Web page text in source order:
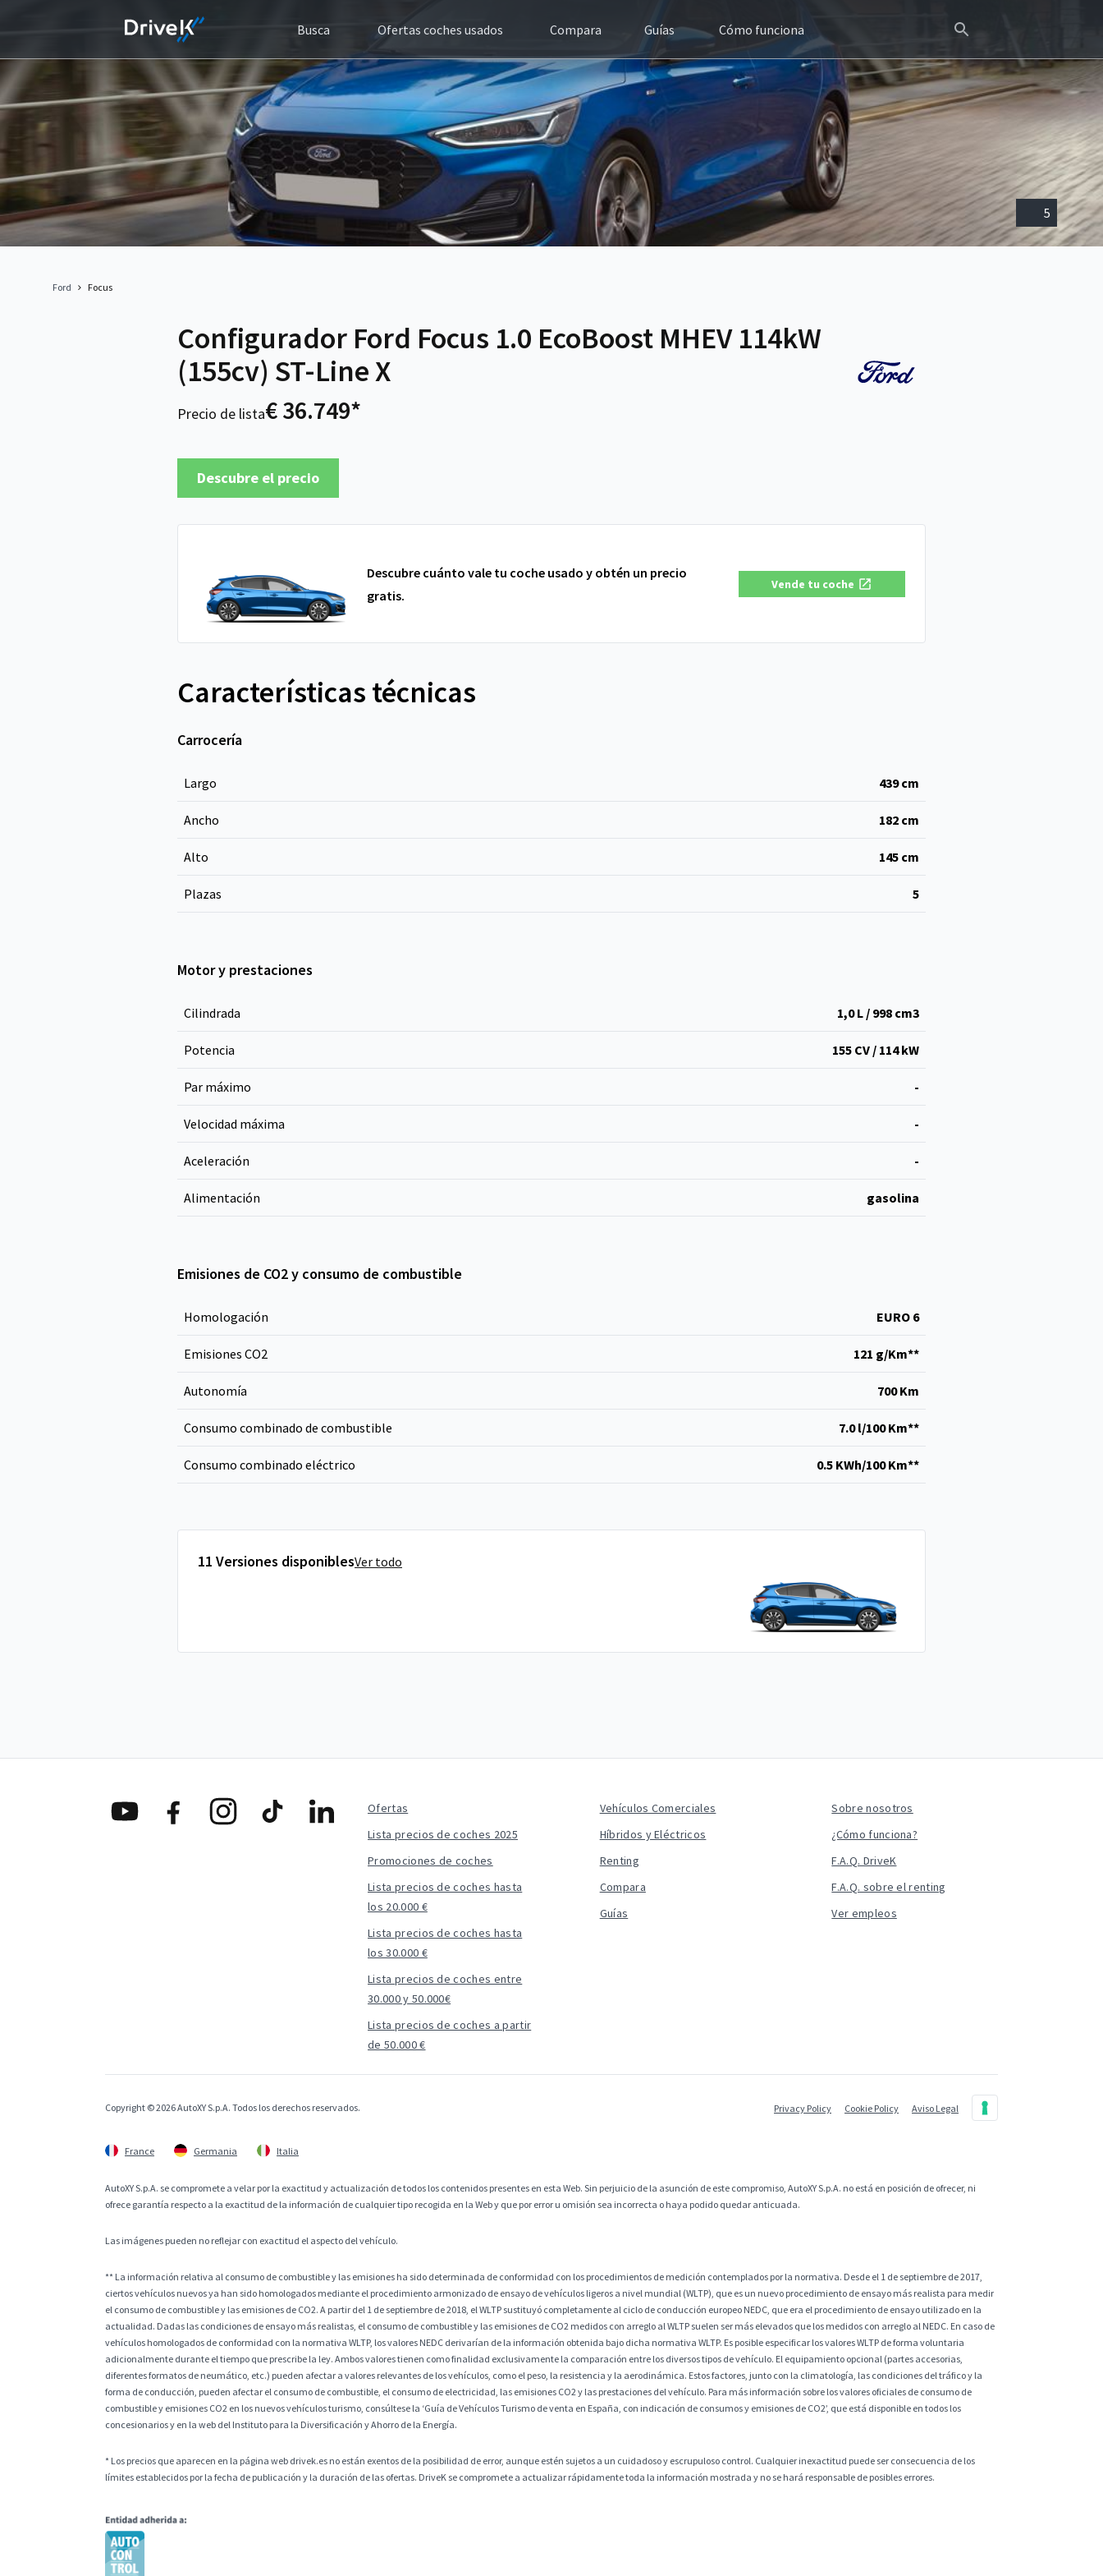
Busca Ofertas coches usados Compara Guías Cómo funciona
5
Ford Focus
Configurador Ford Focus 1.0 EcoBoost MHEV 114kW
(155cv) ST-Line X
Precio de lista€ 36.749*
Descubre el precio
Descubre cuánto vale tu coche usado y obtén un precio
gratis.
Vende tu coche
Características técnicas
Carrocería
Largo 439cm
Ancho 182 cm
Alto 145 cm
Plazas 5
Motor y prestaciones
Cilindrada 1,0 L / 998 cm3
Potencia 155 CV / 114 kW
Par máximo -
Velocidad máxima -
Aceleración -
Alimentación gasolina
Emisiones de CO2 y consumo de combustible
Homologación EURO 6
Emisiones CO2 121 g/Km**
Autonomía 700 Km
Consumo combinado de combustible 7.0 l/100 Km**
Consumo combinado eléctrico 0.5 KWh/100 Km**
11 Versiones disponiblesVer todo
Ofertas
Lista precios de coches 2025
Promociones de coches
Lista precios de coches hasta
los 20.000 €
Lista precios de coches hasta
los 30.000 €
Lista precios de coches entre
30.000 y 50.000€
Lista precios de coches a partir
de 50.000 €
Vehículos Comerciales
Híbridos y Eléctricos
Renting
Compara
Guías
Sobre nosotros
¿Cómo funciona?
F.A.Q. DriveK
F.A.Q. sobre el renting
Ver empleos
Copyright © 2026 AutoXY S.p.A. Todos los derechos reservados. Privacy Policy Cookie Policy Aviso Legal
France Germania Italia
AutoXY S.p.A. se compromete a velar por la exactitud y actualización de todos los contenidos presentes en esta Web. Sin perjuicio de la asunción de este compromiso, AutoXY S.p.A. no está en posición de ofrecer, ni
ofrece garantía respecto a la exactitud de la información de cualquier tipo recogida en la Web y que por error u omisión sea incorrecta o haya podido quedar anticuada.
Las imágenes pueden no reflejar con exactitud el aspecto del vehículo.
** La información relativa al consumo de combustible y las emisiones ha sido determinada de conformidad con los procedimientos de medición contemplados por la normativa. Desde el 1 de septiembre de 2017,
ciertos vehículos nuevos ya han sido homologados mediante el procedimiento armonizado de ensayo de vehículos ligeros a nivel mundial (WLTP), que es un nuevo procedimiento de ensayo más realista para medir
el consumo de combustible y las emisiones de CO2. A partir del 1 de septiembre de 2018, el WLTP sustituyó completamente al ciclo de conducción europeo NEDC, que era el procedimiento de ensayo utilizado en la
actualidad. Dadas las condiciones de ensayo más realistas, el consumo de combustible y las emisiones de CO2 medidos con arreglo al WLTP suelen ser más elevados que los medidos con arreglo al NEDC. En caso de
vehículos homologados de conformidad con la normativa WLTP, los valores NEDC derivarían de la información obtenida bajo dicha normativa WLTP. Es posible especificar los valores WLTP de forma voluntaria
adicionalmente durante el tiempo que prescribe la ley. Ambos valores tienen como finalidad exclusivamente la comparación entre los diversos tipos de vehículo. El equipamiento opcional (partes accesorias,
diferentes formatos de neumático, etc.) pueden afectar a valores relevantes de los vehículos, como el peso, la resistencia y la aerodinámica. Estos factores, junto con la climatología, las condiciones del tráfico y la
forma de conducción, pueden afectar el consumo de combustible, el consumo de electricidad, las emisiones CO2 y las prestaciones del vehículo. Para más información sobre los valores oficiales de consumo de
combustible y emisiones CO2 en los nuevos vehículos turismo, consúltese la ‘Guía de Vehículos Turismo de venta en España, con indicación de consumos y emisiones de CO2’, que está disponible en todos los
concesionarios y en la web del Instituto para la Diversificación y Ahorro de la Energía.
* Los precios que aparecen en la página web drivek.es no están exentos de la posibilidad de error, aunque estén sujetos a un cuidadoso y escrupuloso control. Cualquier inexactitud puede ser consecuencia de los
límites establecidos por la fecha de publicación y la duración de las ofertas. DriveK se compromete a actualizar rápidamente toda la información mostrada y no se hará responsable de posibles errores.